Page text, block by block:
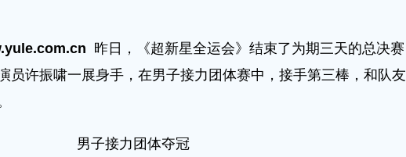
昨日，《超新星全运会》结束了为期三天的总决赛
员许振啸一展身手，在男子接力团体赛中，接手第三棒，和队友
男子接力团体夺冠